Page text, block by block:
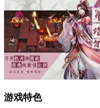
游戏特色